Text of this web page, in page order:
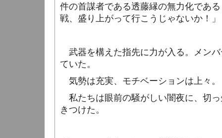
件の首謀者である透藤縁の無力化であ
戦、盛り上がって行こうじゃないか！」
武器を構えた指先に力が入る。メン
ていた。
気勢は充実、モチベーションは上々。
私たちは眼前の騒がしい闇夜に、切
きつけた。